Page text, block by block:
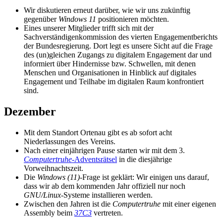
Wir diskutieren erneut darüber, wie wir uns zukünftig
gegenüber Windows 11 positionieren möchten.
Eines unserer Mitglieder trifft sich mit der
Sachverständigenkommission des vierten Engagementberichts
der Bundesregierung. Dort legt es unsere Sicht auf die Frage
des (un)gleichen Zugangs zu digitalem Engagement dar und
informiert über Hindernisse bzw. Schwellen, mit denen
Menschen und Organisationen in Hinblick auf digitales
Engagement und Teilhabe im digitalen Raum konfrontiert
sind.
Dezember
Mit dem Standort Ortenau gibt es ab sofort acht
Niederlassungen des Vereins.
Nach einer einjährigen Pause starten wir mit dem 3.
Computertruhe-Adventsrätsel in die diesjährige
Vorweihnachtszeit.
Die Windows (11)-Frage ist geklärt: Wir einigen uns darauf,
dass wir ab dem kommenden Jahr offiziell nur noch
GNU/Linux-Systeme installieren werden.
Zwischen den Jahren ist die Computertruhe mit einer eigenen
Assembly beim 37C3 vertreten.